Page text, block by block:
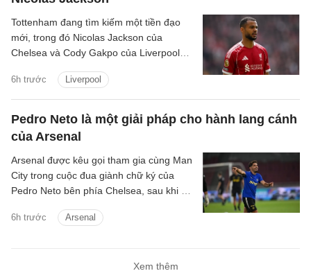
6h trước Liverpool
Tottenham đang tìm kiếm một tiền đạo
mới, trong đó Nicolas Jackson của
Chelsea và Cody Gakpo của Liverpool
của họ.
Pedro Neto là một giải pháp cho hành lang cánh
của Arsenal
6h trước Arsenal
Arsenal được kêu gọi tham gia cùng Man
City trong cuộc đua giành chữ ký của
Pedro Neto bên phía Chelsea, sau khi bỏ
Xem thêm